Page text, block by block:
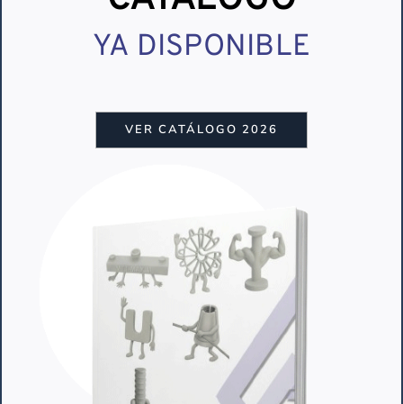
trata de diferentes clases de cubetas de
poliuretano diseñadas con las condiciones
óptimas para testear la calidad del material
en las pruebas de rotura de hormigón.
Ambas se caracterizan por ser
reutilizables
Esta propiedad fomenta el respeto por el
planeta a la vez que repercute en un ahorro
significativo a la hora de realizar estos
YA DISPONIBLE
VER CATÁLOGO 2026